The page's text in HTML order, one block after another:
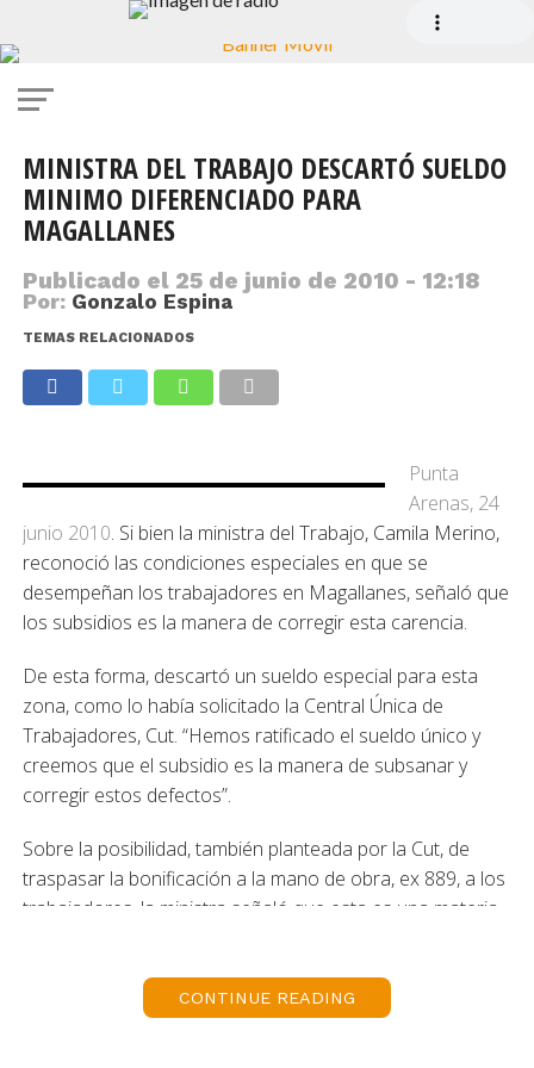
MINISTRA DEL TRABAJO DESCARTÓ SUELDO
MINIMO DIFERENCIADO PARA
MAGALLANES
Publicado el 25 de junio de 2010 - 12:18
Por: Gonzalo Espina
TEMAS RELACIONADOS
Punta
Arenas, 24
junio 2010. Si bien la ministra del Trabajo, Camila Merino,
reconoció las condiciones especiales en que se
desempeñan los trabajadores en Magallanes, señaló que
los subsidios es la manera de corregir esta carencia.
De esta forma, descartó un sueldo especial para esta
zona, como lo había solicitado la Central Única de
Trabajadores, Cut. “Hemos ratificado el sueldo único y
creemos que el subsidio es la manera de subsanar y
corregir estos defectos”.
Sobre la posibilidad, también planteada por la Cut, de
traspasar la bonificación a la mano de obra, ex 889, a los
trabajadores, la ministra señaló que esta es una materia
La secretaria de Estado llegó a la zona para poner en
CONTINUE READING